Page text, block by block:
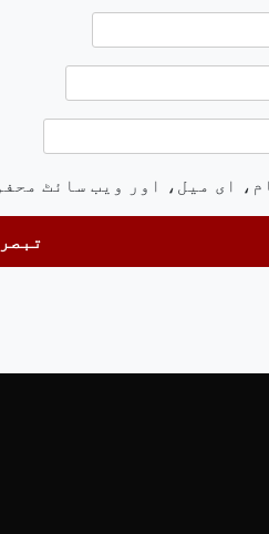
ای میل، اور ویب سائٹ